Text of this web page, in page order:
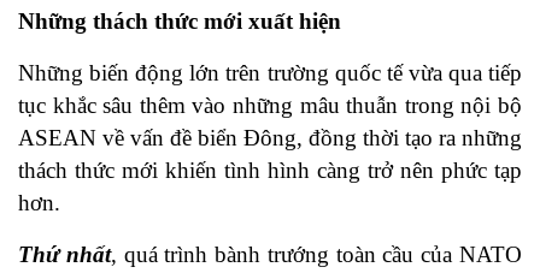
Những thách thức mới xuất hiện
Những biến động lớn trên trường quốc tế vừa qua tiếp
tục khắc sâu thêm vào những mâu thuẫn trong nội bộ
ASEAN về vấn đề biển Đông, đồng thời tạo ra những
thách thức mới khiến tình hình càng trở nên phức tạp
hơn.
Thứ nhất, quá trình bành trướng toàn cầu của NATO